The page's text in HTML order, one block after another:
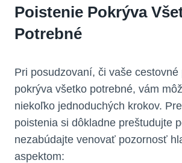
Poistenie Pokrýva
Potrebné
Pri posudzovaní, či vaše cestovné
pokrýva všetko potrebné, vám
niekoľko jednoduchých krokov.
poistenia si dôkladne preštudujte
nezabúdajte venovať pozornosť
aspektom: